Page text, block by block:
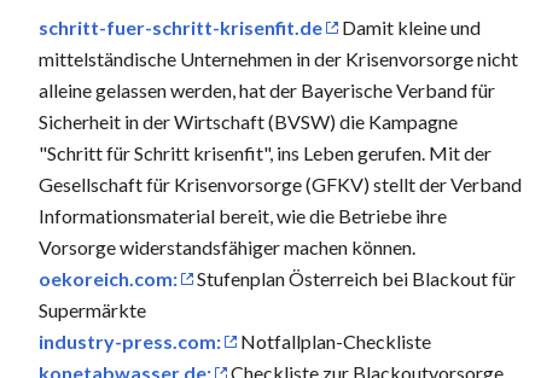
schritt-fuer-schritt-krisenfit.de
Damit kleine und
mittelständische Unternehmen in der Krisenvorsorge nicht
alleine gelassen werden, hat der Bayerische Verband für
Sicherheit in der Wirtschaft (BVSW) die Kampagne
"Schritt für Schritt krisenfit", ins Leben gerufen. Mit der
Gesellschaft für Krisenvorsorge (GFKV) stellt der Verband
Informationsmaterial bereit, wie die Betriebe ihre
Vorsorge widerstandsfähiger machen können.
oekoreich.com:
Stufenplan Österreich bei Blackout für
Supermärkte
industry-press.com:
Notfallplan-Checkliste
konetabwasser.de:
Checkliste zur Blackoutvorsorge